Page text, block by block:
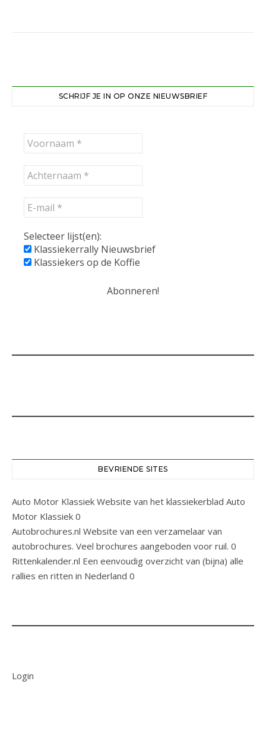
SCHRIJF JE IN OP ONZE NIEUWSBRIEF
Selecteer lijst(en):
Klassiekerrally Nieuwsbrief
Klassiekers op de Koffie
BEVRIENDE SITES
Auto Motor Klassiek Website van het klassiekerblad Auto
Motor Klassiek 0
Autobrochures.nl Website van een verzamelaar van
autobrochures. Veel brochures aangeboden voor ruil. 0
Rittenkalender.nl Een eenvoudig overzicht van (bijna) alle
rallies en ritten in Nederland 0
Login